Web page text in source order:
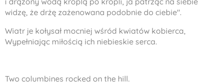
widzę, że drżę zażenowana podobnie do ciebie".
Wiatr je kołysał mocniej wśród kwiatów kobierca,
Wypełniając miłością ich niebieskie serca.
Two columbines rocked on the hill.